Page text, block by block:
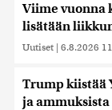
Viime vuonna
lisätään
Uutiset | 6.8.2026
Trump kiistää
ja ammuksista